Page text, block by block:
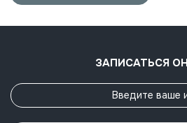
ЗАПИСАТЬСЯ